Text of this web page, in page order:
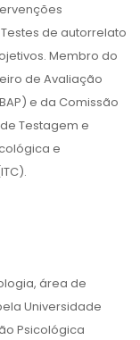
de autorrelato
Membro do
de Avaliação
e da Comissão
Testagem e
e
área de
Universidade
Psicológica